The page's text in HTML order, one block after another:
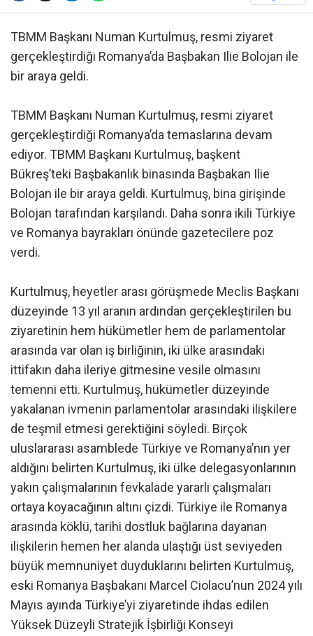
TBMM Başkanı Numan Kurtulmuş, resmi ziyaret
gerçekleştirdiği Romanya’da Başbakan Ilie Bolojan ile
bir araya geldi.
TBMM Başkanı Numan Kurtulmuş, resmi ziyaret
gerçekleştirdiği Romanya’da temaslarına devam
ediyor. TBMM Başkanı Kurtulmuş, başkent
Bükreş’teki Başbakanlık binasında Başbakan Ilie
Bolojan ile bir araya geldi. Kurtulmuş, bina girişinde
Bolojan tarafından karşılandı. Daha sonra ikili Türkiye
ve Romanya bayrakları önünde gazetecilere poz
verdi.
Kurtulmuş, heyetler arası görüşmede Meclis Başkanı
düzeyinde 13 yıl aranın ardından gerçekleştirilen bu
ziyaretinin hem hükümetler hem de parlamentolar
arasında var olan iş birliğinin, iki ülke arasındaki
ittifakın daha ileriye gitmesine vesile olmasını
temenni etti. Kurtulmuş, hükümetler düzeyinde
yakalanan ivmenin parlamentolar arasındaki ilişkilere
de teşmil etmesi gerektiğini söyledi. Birçok
uluslararası asamblede Türkiye ve Romanya’nın yer
aldığını belirten Kurtulmuş, iki ülke delegasyonlarının
yakın çalışmalarının fevkalade yararlı çalışmaları
ortaya koyacağının altını çizdi. Türkiye ile Romanya
arasında köklü, tarihi dostluk bağlarına dayanan
ilişkilerin hemen her alanda ulaştığı üst seviyeden
büyük memnuniyet duyduklarını belirten Kurtulmuş,
eski Romanya Başbakanı Marcel Ciolacu’nun 2024 yılı
Mayıs ayında Türkiye’yi ziyaretinde ihdas edilen
Yüksek Düzeyli Stratejik İşbirliği Konseyi